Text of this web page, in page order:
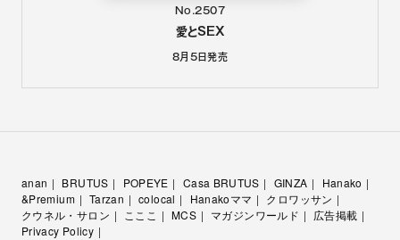
No.2507
愛とSEX
8月5日発売
anan BRUTUS POPEYE Casa BRUTUS GINZA
Hanako
&Premium
Tarzan colocal Hanakoママ
クロワッサン
クウネル・サロン
こここ MCS マガジンワールド
広告掲載
Privacy Policy